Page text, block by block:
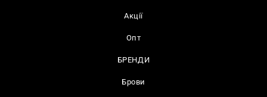
Акції
Опт
БРЕНДИ
Брови